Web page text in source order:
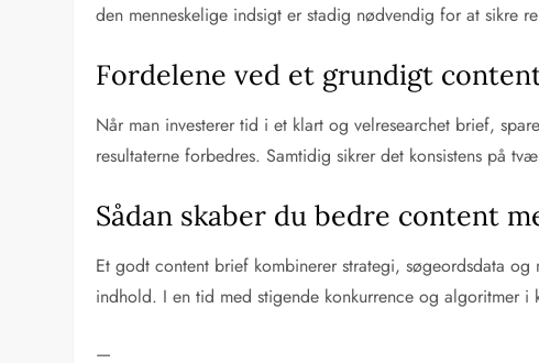
den menneskelige indsigt er stadig nødvendig for at sikre
Fordelene ved et grundigt
Når man investerer tid i et klart og velresearchet brief,
resultaterne forbedres. Samtidig sikrer det konsistens på
Sådan skaber du bedre content
Et godt content brief kombinerer strategi, søgeordsdata
indhold. I en tid med stigende konkurrence og algoritmer
—